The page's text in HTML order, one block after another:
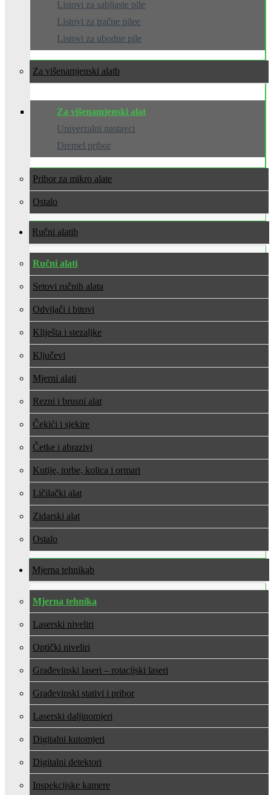
Listovi za sabljaste pile
Listovi za tračne pilee
Listovi za ubodne pile
Za višenamjenski alat
Za višenamjenski alat
Univerzalni nastavci
Dremel pribor
Pribor za mikro alate
Ostalo
Ručni alati
Ručni alati
Setovi ručnih alata
Odvijači i bitovi
Kliješta i stezaljke
Ključevi
Mjerni alati
Rezni i brusni alat
Čekići i sjekire
Četke i abrazivi
Kutije, torbe, kolica i ormari
Ličilački alat
Zidarski alat
Ostalo
Mjerna tehnika
Mjerna tehnika
Laserski niveliri
Optički niveliri
Građevinski laseri – rotacijski laseri
Građevinski stativi i pribor
Laserski daljinomjeri
Digitalni kutomjeri
Digitalni detektori
Inspekcijske kamere